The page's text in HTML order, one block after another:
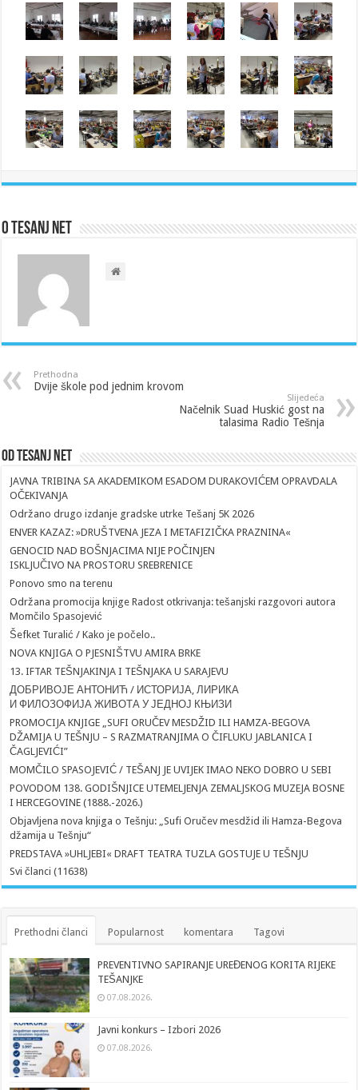
O Tesanj Net
Prethodna
Dvije škole pod jednim krovom
Slijedeća
Načelnik Suad Huskić gost na
talasima Radio Tešnja
Od Tesanj Net
JAVNA TRIBINA SA AKADEMIKOM ESADOM DURAKOVIĆEM OPRAVDALA
OČEKIVANJA
Održano drugo izdanje gradske utrke Tešanj 5K 2026
ENVER KAZAZ: »DRUŠTVENA JEZA I METAFIZIČKA PRAZNINA«
GENOCID NAD BOŠNJACIMA NIJE POČINJEN
ISKLJUČIVO NA PROSTORU SREBRENICE
Ponovo smo na terenu
Održana promocija knjige Radost otkrivanja: tešanjski razgovori autora
Momčilo Spasojević
Šefket Turalić / Kako je počelo..
NOVA KNJIGA O PJESNIŠTVU AMIRA BRKE
13. IFTAR TEŠNJAKINJA I TEŠNJAKA U SARAJEVU
ДОБРИВОЈЕ АНТОНИЋ / ИСТОРИЈА, ЛИРИКА
И ФИЛОЗОФИЈА ЖИВОТА У ЈЕДНОЈ КЊИЗИ
PROMOCIJA KNJIGE „SUFI ORUČEV MESDŽID ILI HAMZA-BEGOVA
DŽAMIJA U TEŠNJU – S RAZMATRANJIMA O ČIFLUKU JABLANICA I
ČAGLJEVIĆI”
MOMČILO SPASOJEVIĆ / TEŠANJ JE UVIJEK IMAO NEKO DOBRO U SEBI
POVODOM 138. GODIŠNJICE UTEMELJENJA ZEMALJSKOG MUZEJA BOSNE
I HERCEGOVINE (1888.-2026.)
Objavljena nova knjiga o Tešnju: „Sufi Oručev mesdžid ili Hamza-Begova
džamija u Tešnju“
PREDSTAVA »UHLJEBI« DRAFT TEATRA TUZLA GOSTUJE U TEŠNJU
Svi članci (11638)
Prethodni članci Popularnost komentara Tagovi
PREVENTIVNO SAPIRANJE UREĐENOG KORITA RIJEKE
TEŠANJKE
07.08.2026.
Javni konkurs – Izbori 2026
07.08.2026.